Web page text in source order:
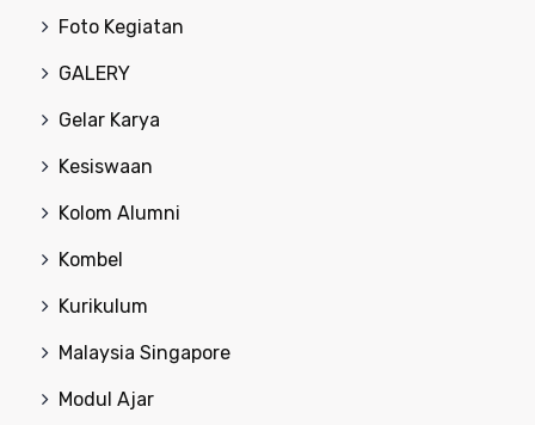
Foto Kegiatan
GALERY
Gelar Karya
Kesiswaan
Kolom Alumni
Kombel
Kurikulum
Malaysia Singapore
Modul Ajar